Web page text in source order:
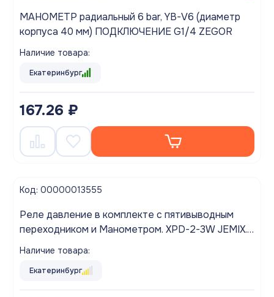
МАНОМЕТР радиальный 6 bar, YB-V6 (диаметр
корпуса 40 мм) ПОДКЛЮЧЕНИЕ G1/4 ZEGOR
Наличие товара:
Екатеринбург
167.26 ₽
Код: 00000013555
Реле давление в комплекте с пятивыводным
переходником и Манометром. XPD-2-3W JEMIX.
Внутренняя Резьба (МАМА) (1,4-2,8 bar, класс IP-
Наличие товара:
Екатеринбург